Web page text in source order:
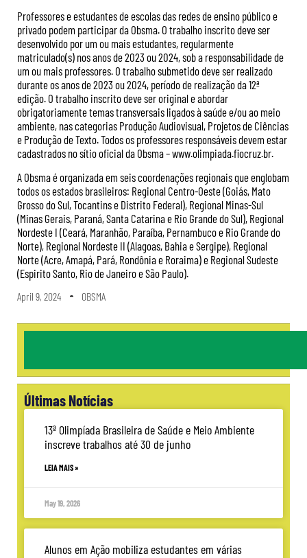
Professores e estudantes de escolas das redes de ensino público e
privado podem participar da Obsma. O trabalho inscrito deve ser
desenvolvido por um ou mais estudantes, regularmente
matriculado(s) nos anos de 2023 ou 2024, sob a responsabilidade de
um ou mais professores. O trabalho submetido deve ser realizado
durante os anos de 2023 ou 2024, período de realização da 12ª
edição. O trabalho inscrito deve ser original e abordar
obrigatoriamente temas transversais ligados à saúde e/ou ao meio
ambiente, nas categorias Produção Audiovisual, Projetos de Ciências
e Produção de Texto. Todos os professores responsáveis devem estar
cadastrados no sítio oficial da Obsma – www.olimpiada.fiocruz.br.
A Obsma é organizada em seis coordenações regionais que englobam
todos os estados brasileiros: Regional Centro-Oeste (Goiás, Mato
Grosso do Sul, Tocantins e Distrito Federal), Regional Minas-Sul
(Minas Gerais, Paraná, Santa Catarina e Rio Grande do Sul), Regional
Nordeste I (Ceará, Maranhão, Paraíba, Pernambuco e Rio Grande do
Norte), Regional Nordeste II (Alagoas, Bahia e Sergipe), Regional
Norte (Acre, Amapá, Pará, Rondônia e Roraima) e Regional Sudeste
(Espirito Santo, Rio de Janeiro e São Paulo).
April 9, 2024 OBSMA
Últimas Notícias
13ª Olimpíada Brasileira de Saúde e Meio Ambiente
inscreve trabalhos até 30 de junho
LEIA MAIS »
May 19, 2026
Alunos em Ação mobiliza estudantes em várias